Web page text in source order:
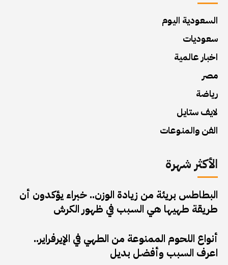
السعودية اليوم
سعوديات
اخبار عالمية
مصر
رياضة
لايف ستايل
الفن والمنوعات
الأكثر شهرة
البطاطس بريئة من زيادة الوزن.. خبراء يؤكدون أن
طريقة طهيها هي السبب في ظهور الكرش
أنواع اللحوم الممنوعة من الطهي في الإيرفراير..
اعرف السبب وأفضل بديل